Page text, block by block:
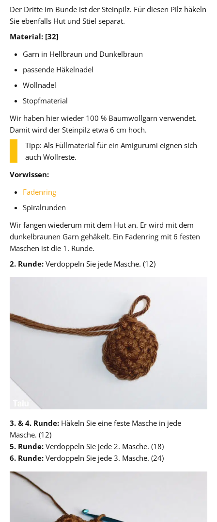
Der Dritte im Bunde ist der Steinpilz. Für diesen Pilz häkeln
Sie ebenfalls Hut und Stiel separat.
Material: [32]
Garn in Hellbraun und Dunkelbraun
passende Häkelnadel
Wollnadel
Stopfmaterial
Wir haben hier wieder 100 % Baumwollgarn verwendet.
Damit wird der Steinpilz etwa 6 cm hoch.
Tipp: Als Füllmaterial für ein Amigurumi eignen sich
auch Wollreste.
Vorwissen:
Fadenring
Spiralrunden
Wir fangen wiederum mit dem Hut an. Er wird mit dem
dunkelbraunen Garn gehäkelt. Ein Fadenring mit 6 festen
Maschen ist die 1. Runde.
2. Runde: Verdoppeln Sie jede Masche. (12)
3. & 4. Runde: Häkeln Sie eine feste Masche in jede
Masche. (12)
5. Runde: Verdoppeln Sie jede 2. Masche. (18)
6. Runde: Verdoppeln Sie jede 3. Masche. (24)